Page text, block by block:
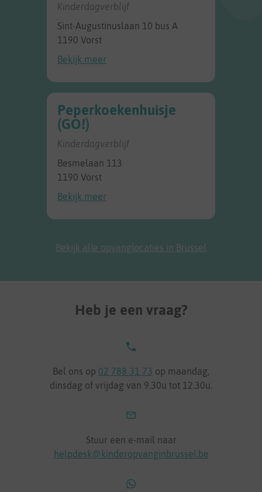
Kinderdagverblijf
Sint-Augustinuslaan 10 bus A
1190 Vorst
Bekijk meer
Peperkoekenhuisje
(GO!)
Kinderdagverblijf
Besmelaan 113
1190 Vorst
Bekijk meer
Bekijk alle opvanglocaties in Brussel
Heb je een vraag?
Bel ons op 02 788 31 73 op maandag,
dinsdag of vrijdag van 9.30u tot 12.30u.
Stuur een e-mail naar
helpdesk@kinderopvanginbrussel.be